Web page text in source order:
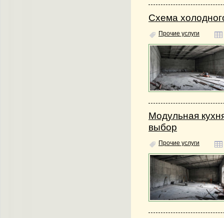
Схема
Прочие услуги
Модульная
выбор
Прочие услуги